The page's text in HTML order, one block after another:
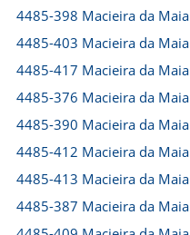
4485-398 Macieira da Maia
4485-403 Macieira da Maia
4485-417 Macieira da Maia
4485-376 Macieira da Maia
4485-390 Macieira da Maia
4485-412 Macieira da Maia
4485-413 Macieira da Maia
4485-387 Macieira da Maia